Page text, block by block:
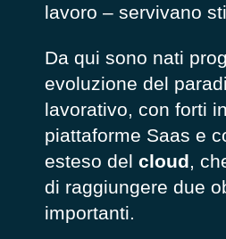
lavoro – servivano
Da qui sono nati
evoluzione del
lavorativo, con forti
piattaforme Saas e
esteso del cloud,
di raggiungere due
importanti.